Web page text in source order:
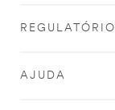
REGULATÓRIO
AJUDA